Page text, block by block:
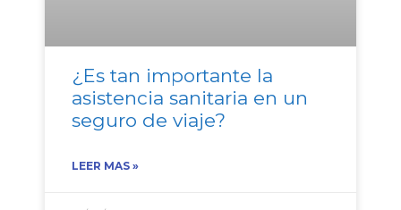
¿Es tan importante la
asistencia sanitaria en un
seguro de viaje?
LEER MAS »